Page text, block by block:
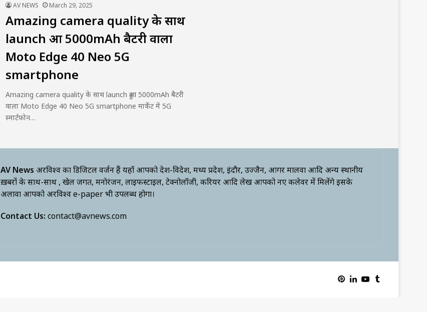
AV NEWS March 29, 2025
Amazing camera quality के साथ
launch हुआ 5000mAh बैटरी वाला
Moto Edge 40 Neo 5G
smartphone
Amazing camera quality के साथ launch हुआ 5000mAh बैटरी
वाला Moto Edge 40 Neo 5G smartphone मार्केट में 5G
स्मार्टफोन…
AV News अक्षरविश्व का डिजिटल वर्जन हैं यहाँ आपको देश-विदेश, मध्य प्रदेश, इंदौर, उज्जैन, आगर मालवा आदि अन्य स्थानीय
ख़बरों के साथ-साथ , खेल जगत, मनोरंजन, लाइफस्टाइल, टेक्नोलॉजी, करियर आदि लेख आपको नए कलेवर में मिलेंगे इसके
अलावा आपको अक्षरविश्व e-paper भी उपलब्ध होगा।
Contact Us: contact@avnews.com
Pinterest
LinkedIn
YouTube